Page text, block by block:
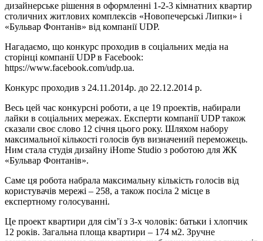
дизайнерське рішення в оформленні 1-2-3 кімнатних квартир
столичних житлових комплексів «Новопечерські Липки» і
«Бульвар Фонтанів» від компанії UDP.
Нагадаємо, що конкурс проходив в соціальних медіа на
сторінці компанії UDP в Facebook:
https://www.facebook.com/udp.ua.
Конкурс проходив з 24.11.2014р. до 22.12.2014 р.
Весь цей час конкурсні роботи, а це 19 проектів, набирали
лайки в соціальних мережах. Експерти компанії UDP також
сказали своє слово 12 січня цього року. Шляхом набору
максимальної кількості голосів був визначений переможець.
Ним стала студія дизайну iHome Studio з роботою для ЖК
«Бульвар Фонтанів».
Саме ця робота набрала максимальну кількість голосів від
користувачів мережі – 258, а також посіла 2 місце в
експертному голосуванні.
Це проект квартири для сім’ї з 3-х чоловік: батьки і хлопчик
12 років. Загальна площа квартири – 174 м2. Зручне